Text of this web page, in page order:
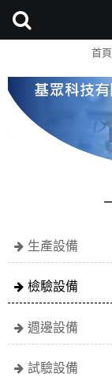
首頁
生產設備
檢驗設備
週邊設備
試驗設備